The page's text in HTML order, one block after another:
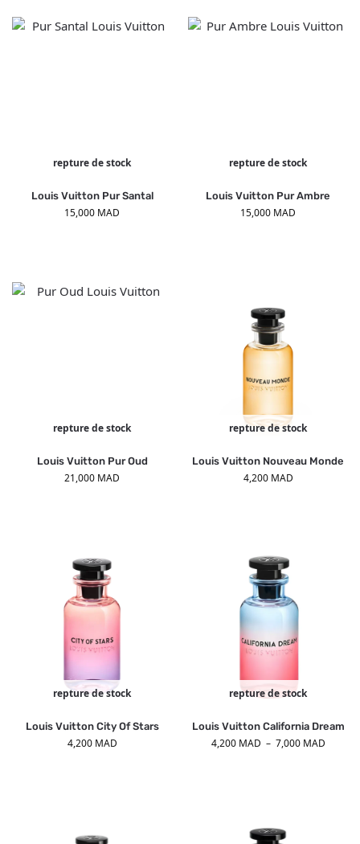
repture de stock
Louis Vuitton Pur Santal
15,000 MAD
repture de stock
Louis Vuitton Pur Ambre
15,000 MAD
repture de stock
Louis Vuitton Pur Oud
21,000 MAD
repture de stock
Louis Vuitton Nouveau Monde
4,200 MAD
repture de stock
Louis Vuitton City Of Stars
4,200 MAD
repture de stock
Louis Vuitton California Dream
4,200 MAD – 7,000 MAD